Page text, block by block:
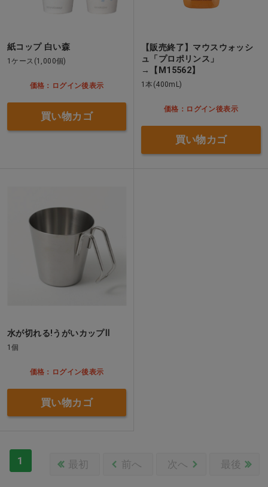
紙コップ 白い森
1ケース(1,000個)
価格：ログイン後表示
買い物カゴ
【販売終了】マウスウォッシ
ュ「プロポリンス」
→【M15562】
1本(400mL)
価格：ログイン後表示
買い物カゴ
水が切れる!うがいカップⅡ
1個
価格：ログイン後表示
買い物カゴ
1 最初 前へ 次へ 最後